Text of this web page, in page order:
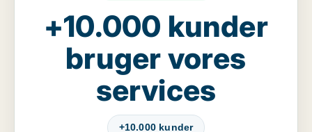
+10.000 kunder
bruger vores
services
+10.000 kunder